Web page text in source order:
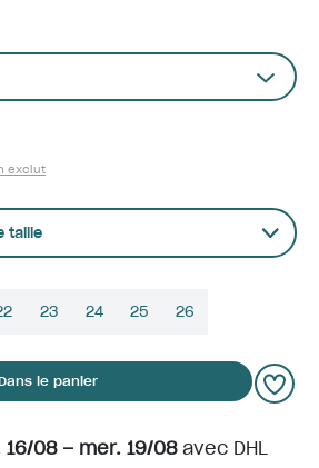
exclut
taille
23 24 25 26
le panier
16/08 – mer. 19/08avec DHL